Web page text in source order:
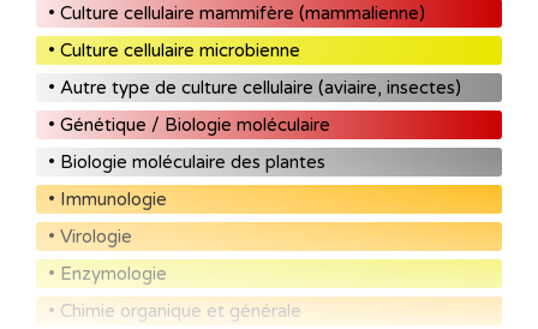
• Culture cellulaire mammifère (mammalienne)
• Culture cellulaire microbienne
• Autre type de culture cellulaire (aviaire, insectes)
• Génétique / Biologie moléculaire
• Biologie moléculaire des plantes
• Immunologie
• Virologie
• Enzymologie
• Chimie organique et générale